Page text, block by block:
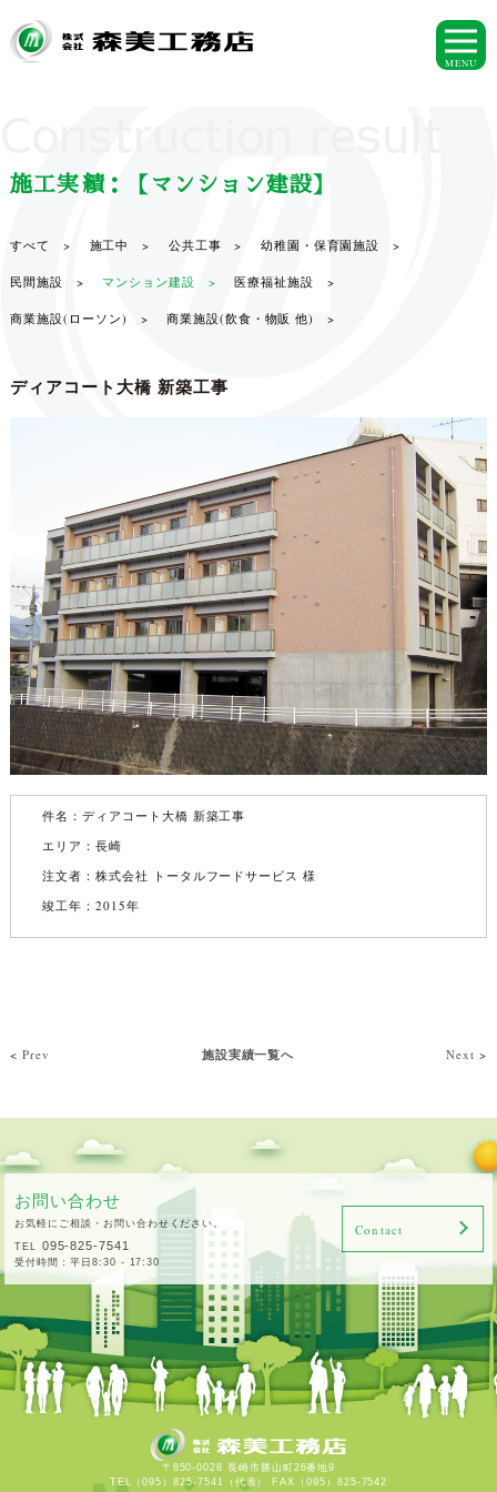
MENU
施工実績：【マンション建設】
すべて > 施工中 > 公共工事 > 幼稚園・保育園施設 >
民間施設 > マンション建設 > 医療福祉施設 >
商業施設(ローソン) > 商業施設(飲食・物販 他) >
ディアコート大橋 新築工事
件名：ディアコート大橋 新築工事
エリア：長崎
注文者：株式会社 トータルフードサービス 様
竣工年：2015年
<Prev 施設実績一覧へ Next >
お問い合わせ
お気軽にご相談・お問い合わせください。
TEL 095-825-7541
受付時間：平日8:30 - 17:30
Contact
〒850-0028 長崎市勝山町26番地9
TEL（095）825-7541（代表） FAX（095）825-7542